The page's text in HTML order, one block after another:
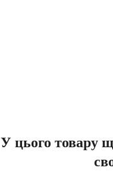
У цього товару